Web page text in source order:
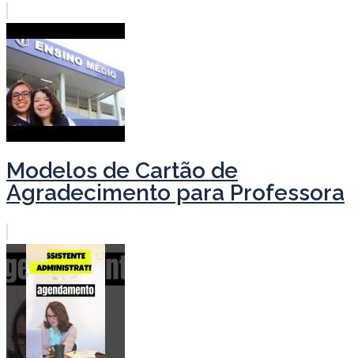
Modelos de Cartão de
Agradecimento para Professora